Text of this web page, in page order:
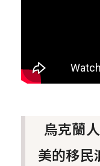
烏克蘭
美的移民